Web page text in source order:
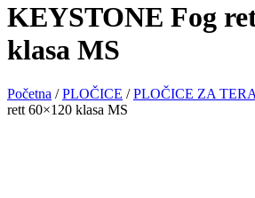
KEYSTONE Fog
klasa MS
Početna /PLOČICE /PLOČICE ZA
rett 60×120 klasa MS